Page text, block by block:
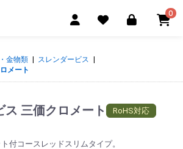
0
金物類 スレンダービス
メート
三価クロメート RoHS対応
付コースレッドスリムタイプ。